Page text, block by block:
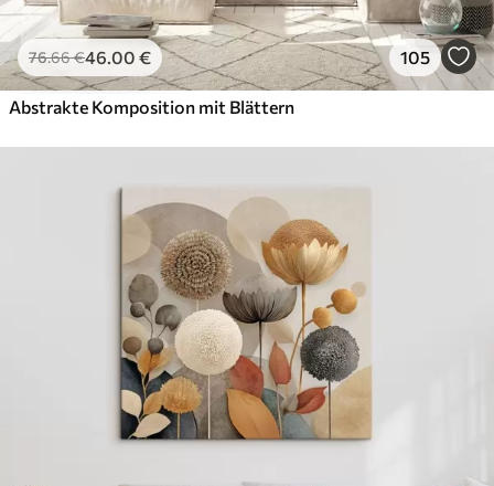
76.66€46.00 € 105
Abstrakte Komposition mit Blättern